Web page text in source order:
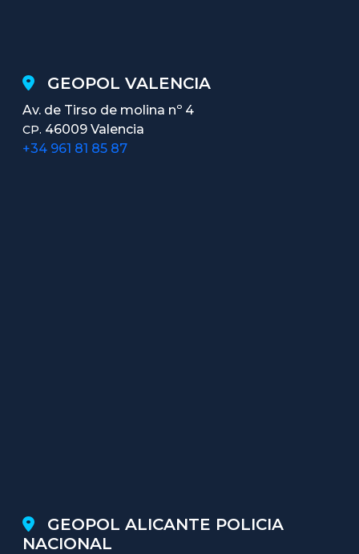
GEOPOL VALENCIA
Av. de Tirso de molina nº 4
CP. 46009 Valencia
+34 961 81 85 87
GEOPOL ALICANTE POLICIA
NACIONAL